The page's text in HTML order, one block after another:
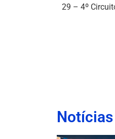
29 – 4º